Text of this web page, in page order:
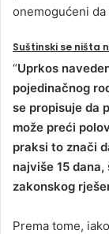
onemogućeni
Suštinski se ništa
“Uprkos
pojedinačnog
se propisuje da
može preći
praksi to znači
najviše 15
zakonskog
Prema tome,